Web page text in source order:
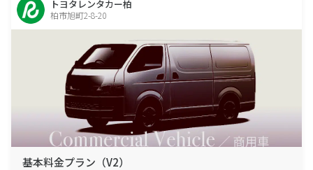
トヨタレンタカー柏
柏市旭町2-8-20
基本料金プラン（V2）